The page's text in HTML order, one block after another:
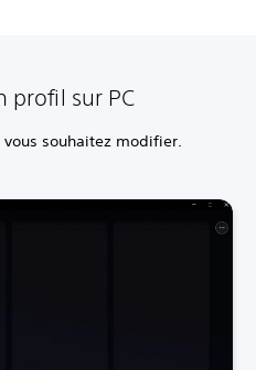
profil sur PC
souhaitez modifier.